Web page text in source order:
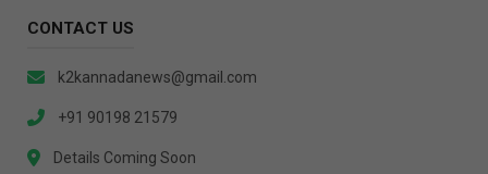
CONTACT US
k2kannadanews@gmail.com
+91 90198 21579
Details Coming Soon